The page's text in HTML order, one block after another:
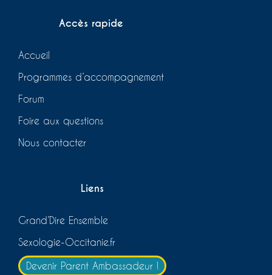
Accès rapide
Accueil
Programmes d’accompagnement
Forum
Foire aux questions
Nous contacter
Liens
Grand’Dire Ensemble
Sexologie-Occitanie.fr
Devenir Parent Ambassadeur !